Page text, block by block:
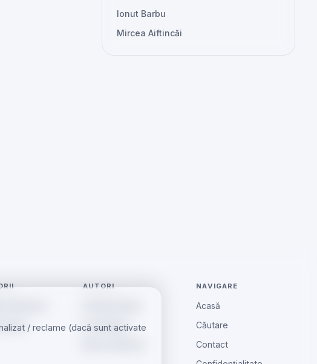
/ reclame (dacă sunt activate
Ionut Barbu
Mircea Aiftincăi
Noi
AUTORI
Ionut Barbu
NAVIGARE
Acasă
Căutare
Contact